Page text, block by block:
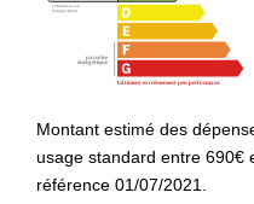
Montant estimé des
usage standard entre 690€
référence 01/07/2021.